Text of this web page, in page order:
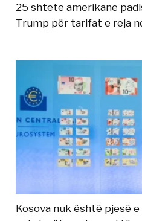
25 shtete amerikane
Trump për tarifat e reja
Kosova nuk është pjesë